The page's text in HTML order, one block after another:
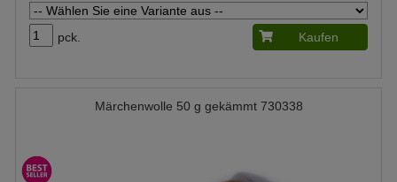
pck. Kaufen
Märchenwolle 50 g gekämmt 730338